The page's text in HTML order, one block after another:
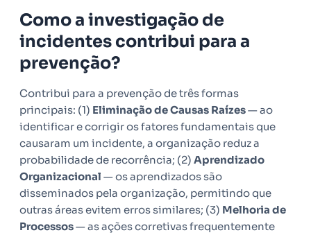
Como a investigação de
incidentes contribui para a
prevenção?
Contribui para a prevenção de três formas
principais: (1) Eliminação de Causas Raízes— ao
identificar e corrigir os fatores fundamentais que
causaram um incidente, a organização reduz a
probabilidade de recorrência; (2) Aprendizado
Organizacional — os aprendizados são
disseminados pela organização, permitindo que
outras áreas evitem erros similares; (3) Melhoria de
Processos— as ações corretivas frequentemente